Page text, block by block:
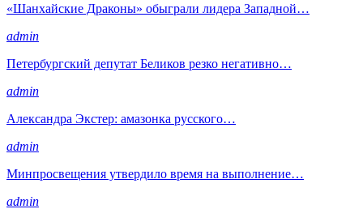
«Шанхайские Драконы» обыграли лидера Западной…
admin
Петербургский депутат Беликов резко негативно…
admin
Александра Экстер: амазонка русского…
admin
Минпросвещения утвердило время на выполнение…
admin